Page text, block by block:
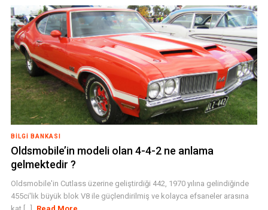
BILGI BANKASI
Oldsmobile’in modeli olan 4-4-2 ne anlama
gelmektedir ?
Oldsmobile'in Cutlass üzerine geliştirdiği 442, 1970 yılına gelindiğinde
455ci'lik büyük blok V8 ile güçlendirilmiş ve kolayca efsaneler arasına